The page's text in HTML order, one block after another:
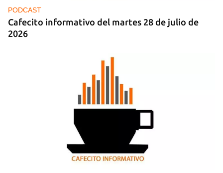
PODCAST
Cafecito informativo del martes 28 de julio de
2026